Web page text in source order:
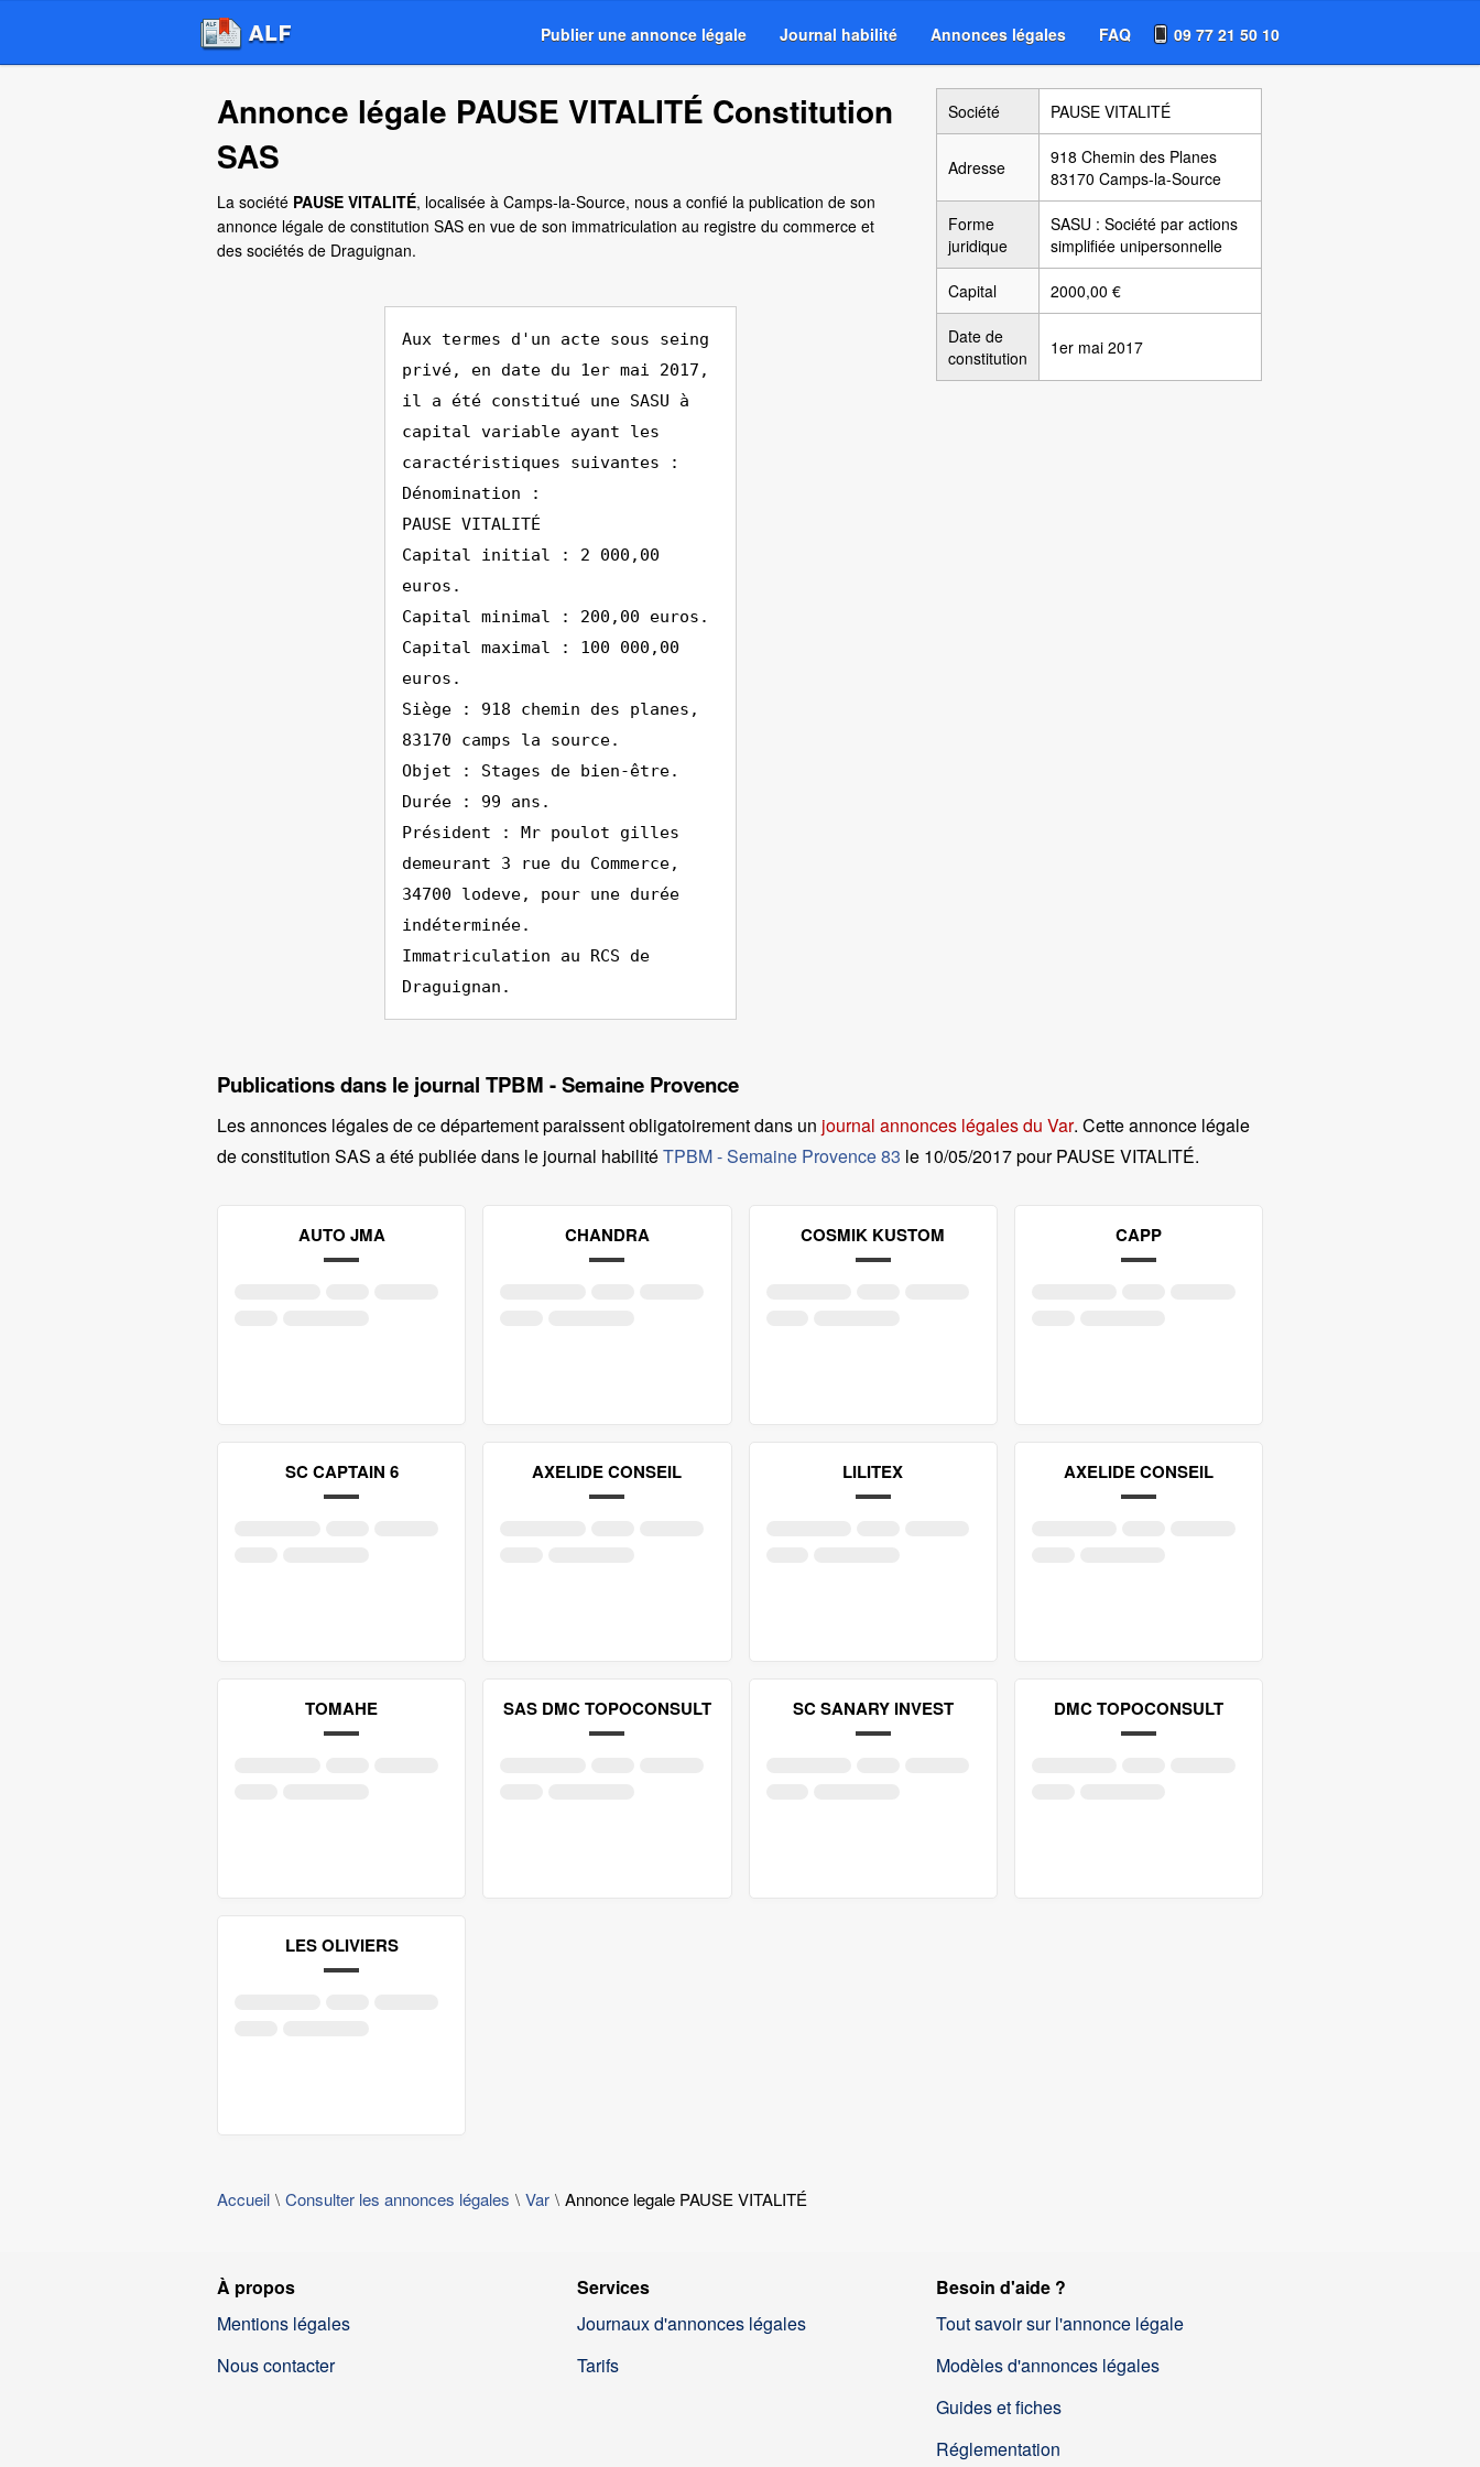
Publier une annonce légale Journal habilité Annonces légales FAQ 09 77 21 50 10
Annonce légale PAUSE VITALITÉ Constitution
SAS
La société PAUSE VITALITÉ, localisée à Camps-la-Source, nous a confié la publication de son
annonce légale de constitution SAS en vue de son immatriculation au registre du commerce et
des sociétés de Draguignan.
Aux termes d'un acte sous seing
privé, en date du 1er mai 2017,
il a été constitué une SASU à
capital variable ayant les
caractéristiques suivantes :
Dénomination :
PAUSE VITALITÉ
Capital initial : 2 000,00
euros.
Capital minimal : 200,00 euros.
Capital maximal : 100 000,00
euros.
Siège : 918 chemin des planes,
83170 camps la source.
Objet : Stages de bien-être.
Durée : 99 ans.
Président : Mr poulot gilles
demeurant 3 rue du Commerce,
34700 lodeve, pour une durée
indéterminée.
Immatriculation au RCS de
Draguignan.
Société PAUSE VITALITÉ
Adresse
918 Chemin des Planes
83170 Camps-la-Source
Forme
juridique
SASU : Société par actions
simplifiée unipersonnelle
Capital 2000,00 €
Date de
constitution
1er mai 2017
Publications dans le journal TPBM - Semaine Provence
Les annonces légales de ce département paraissent obligatoirement dans un journal annonces légales du Var. Cette annonce légale
de constitution SAS a été publiée dans le journal habilitéTPBM - Semaine Provence 83 le 10/05/2017 pour PAUSE VITALITÉ.
AUTO JMA CHANDRA COSMIK KUSTOM CAPP
SC CAPTAIN 6 AXELIDE CONSEIL LILITEX AXELIDE CONSEIL
TOMAHE SAS DMC TOPOCONSULT SC SANARY INVEST DMC TOPOCONSULT
LES OLIVIERS
Accueil Consulter les annonces légales Var Annonce legale PAUSE VITALITÉ
À propos
Mentions légales
Nous contacter
Services
Journaux d'annonces légales
Tarifs
Besoin d'aide ?
Tout savoir sur l'annonce légale
Modèles d'annonces légales
Guides et fiches
Réglementation